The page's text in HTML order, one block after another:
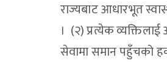
राज्यबाट आधारभूत
। (२) प्रत्येक
सेवामा समान पहुँचको